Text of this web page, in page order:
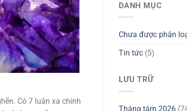
Có 7 luân xa chính
DANH MỤC
Chưa được phân
Tin tức (5)
LƯU TRỮ
Tháng tám 2026